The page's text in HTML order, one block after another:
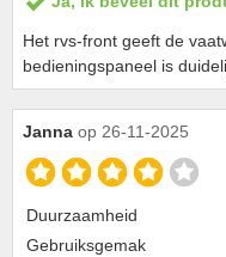
Het rvs-front geeft de
bedieningspaneel is
Janna op 26-11-2025
Duurzaamheid
Gebruiksgemak